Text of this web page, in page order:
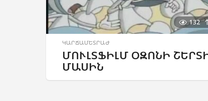
132
ԿԱՐՃԱՄԵՏՐԱԺ
ՄՈՒԼՏՖԻԼՄ ՕԶՈՆԻ
ՄԱՍԻՆ